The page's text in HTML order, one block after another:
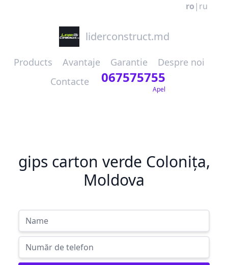
ro | ru
liderconstruct.md
Products Avantaje Garantie
Despre noi
Contacte
067575755
Apel
gips carton verde Colonița,
Moldova